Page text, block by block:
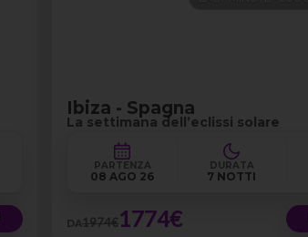
Ibiza - Spagna
La settimana dell’eclissi solare
PARTENZA
08 AGO 26
DURATA
7 NOTTI
DA1974€1774€